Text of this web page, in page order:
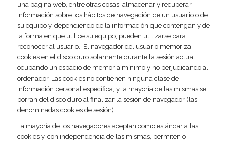
una página web, entre otras cosas, almacenar y recuperar
información sobre los hábitos de navegación de un usuario o de
su equipo y, dependiendo de la información que contengan y de
la forma en que utilice su equipo, pueden utilizarse para
reconocer al usuario.. El navegador del usuario memoriza
cookies en el disco duro solamente durante la sesión actual
ocupando un espacio de memoria mínimo y no perjudicando al
ordenador. Las cookies no contienen ninguna clase de
información personal específica, y la mayoría de las mismas se
borran del disco duro al finalizar la sesión de navegador (las
denominadas cookies de sesión).
La mayoría de los navegadores aceptan como estándar a las
cookies y, con independencia de las mismas, permiten o